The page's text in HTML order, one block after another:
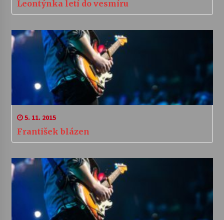
Leontýnka letí do vesmíru
5. 11. 2015
František blázen